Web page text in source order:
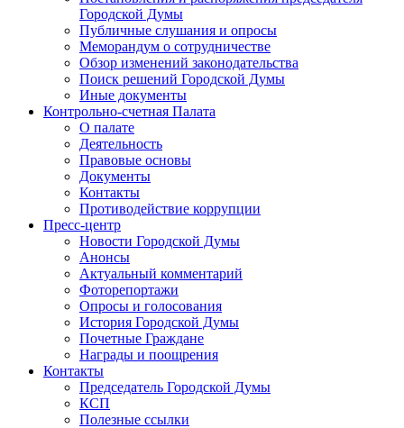
Городской Думы
Публичные слушания и опросы
Меморандум о сотрудничестве
Обзор изменений законодательства
Поиск решений Городской Думы
Иные документы
Контрольно-счетная Палата
О палате
Деятельность
Правовые основы
Документы
Контакты
Противодействие коррупции
Пресс-центр
Новости Городской Думы
Анонсы
Актуальный комментарий
Фоторепортажи
Опросы и голосования
История Городской Думы
Почетные Граждане
Награды и поощрения
Контакты
Председатель Городской Думы
КСП
Полезные ссылки